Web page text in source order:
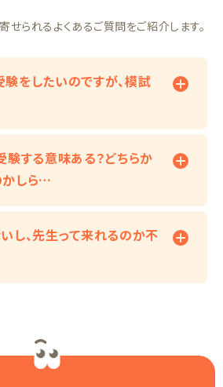
られるよくあるご質問をご紹介します。
をしたいのですが、模試
験する意味ある？どちらか
かしら…
し、先生って来れるのか不